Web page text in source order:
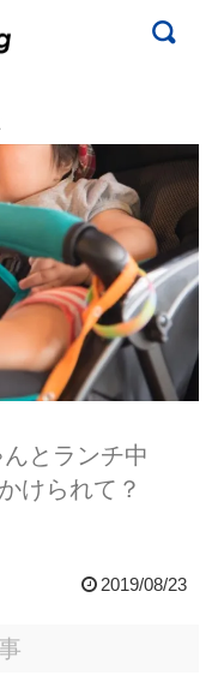
とランチ中
けられて？
2019/08/23